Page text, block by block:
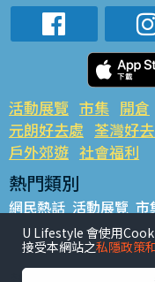
活動展覽 市集 開倉
元朗好去處 荃灣好
戶外郊遊 社會福利
熱門類別
網民熱話 活動展覽 市
銅鑼灣好去處 元朗好
餐廳情報 戶外郊遊
U Lifestyle 會使用
接受本網站之私隱政策